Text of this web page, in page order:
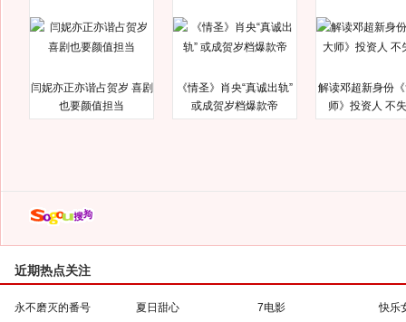
闫妮亦正亦谐占贺岁 喜剧
也要颜值担当
《情圣》肖央“真诚出轨”
或成贺岁档爆款帝
解读邓超新身份
师》投资人 不
近期热点关注
永不磨灭的番号 夏日甜心 7电影
快乐